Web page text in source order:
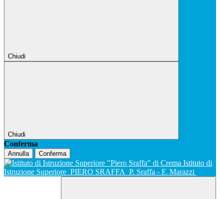
Chiudi
Chiudi
Conferma
Annulla Conferma
Istituto di
Istruzione Superiore PIERO SRAFFA P. Sraffa - F. Marazzi